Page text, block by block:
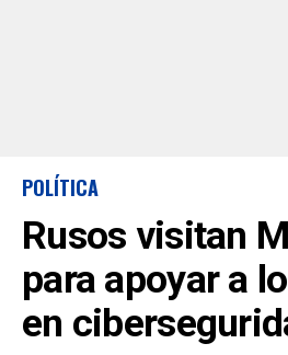
POLÍTICA
Rusos visitan
para apoyar a
en